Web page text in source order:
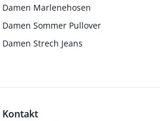
Damen Marlenehosen
Damen Sommer Pullover
Damen Strech Jeans
Kontakt